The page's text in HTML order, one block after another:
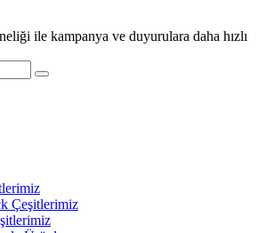
ile kampanya ve duyurulara daha hızlı
Çeşitlerimiz